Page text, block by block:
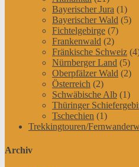
Bayerischer Jura (1)
Bayerischer Wald (5)
Fichtelgebirge (7)
Frankenwald (2)
Fränkische Schweiz
Nürnberger Land (5)
Oberpfälzer Wald (2)
Österreich (2)
Schwäbische Alb (1)
Thüringer
Tschechien (1)
Trekkingtouren/
Archiv